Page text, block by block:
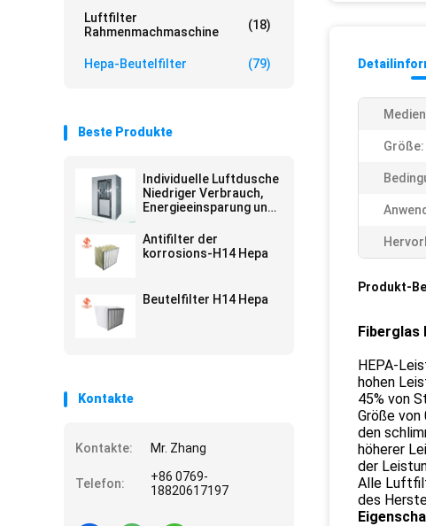
Luftfilter
Rahmenmachmaschine
(18)
Hepa-Beutelfilter (79)
Beste Produkte
Individuelle Luftdusche
Niedriger Verbrauch,
Energieeinsparung und
Antifilter der
korrosions-H14 Hepa
Beutelfilter H14 Hepa
Kontakte
Kontakte: Mr. Zhang
Telefon:
+86 0769-
18820617197
Größe:
Produkt-
Fiberglas
HEPA-
hohen
45% von
Größe
den
höherer
der
Alle
des